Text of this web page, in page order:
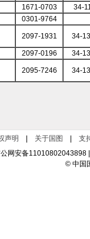
1671-0703
34-
0301-9764
2097-1931 34-
2097-0196 34-
2095-7246 34-
声明 关于国图
支
网安备11010802043898
© 中